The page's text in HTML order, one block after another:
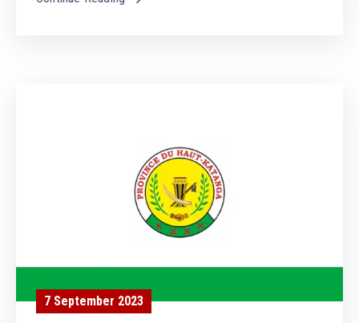
7 September 2023